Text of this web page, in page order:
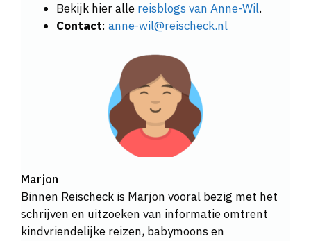
Bekijk hier alle reisblogs van Anne-Wil.
Contact: anne-wil@reischeck.nl
Marjon
Binnen Reischeck is Marjon vooral bezig met het
schrijven en uitzoeken van informatie omtrent
kindvriendelijke reizen, babymoons en